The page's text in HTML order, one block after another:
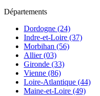
Départements
Dordogne (24)
Indre-et-Loire (37)
Morbihan (56)
Allier (03)
Gironde (33)
Vienne (86)
Loire-Atlantique (44)
Maine-et-Loire (49)